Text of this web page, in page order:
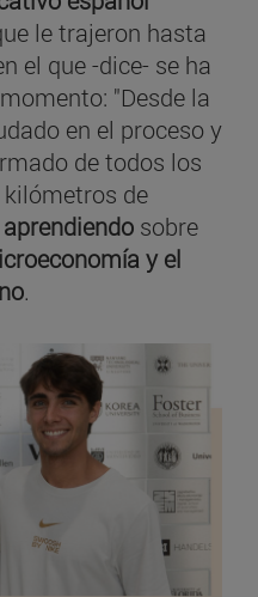
le trajeron hasta
el que -dice- se ha
"Desde la
en el proceso y
de todos los
kilómetros de
sobre
y el
.